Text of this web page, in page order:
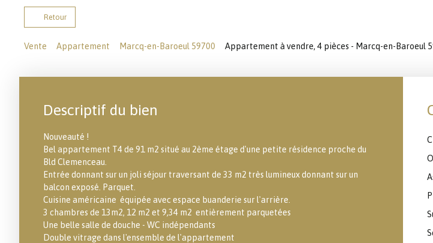
Retour
Vente Appartement Marcq-en-Baroeul 59700 Appartement à vendre, 4 pièces - Marcq-en-Baroeul
Descriptif du bien
Nouveauté !
Bel appartement T4 de 91 m2 situé au 2ème étage d'une petite résidence proche du
Bld Clemenceau.
Entrée donnant sur un joli séjour traversant de 33 m2 très lumineux donnant sur un
balcon exposé. Parquet.
Cuisine américaine équipée avec espace buanderie sur l'arrière.
3 chambres de 13m2, 12 m2 et 9,34 m2 entièrement parquetées
Une belle salle de douche - WC indépendants
Double vitrage dans l'ensemble de l'appartement